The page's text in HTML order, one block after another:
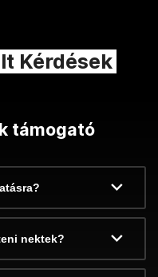
Kérdések
támogató
nektek?